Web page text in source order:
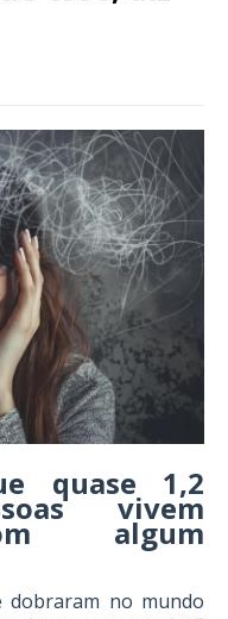
quase 1,2
vivem
algum
dobraram no mundo